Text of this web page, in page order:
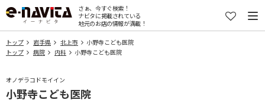
さぁ、今すぐ検索！
ナビタに掲載されている
地元のお店の情報が満載！
トップ 岩手県 北上市
小野寺こども医院
トップ
病院 内科 小野寺こども医院
オノデラコドモイイン
小野寺こども医院